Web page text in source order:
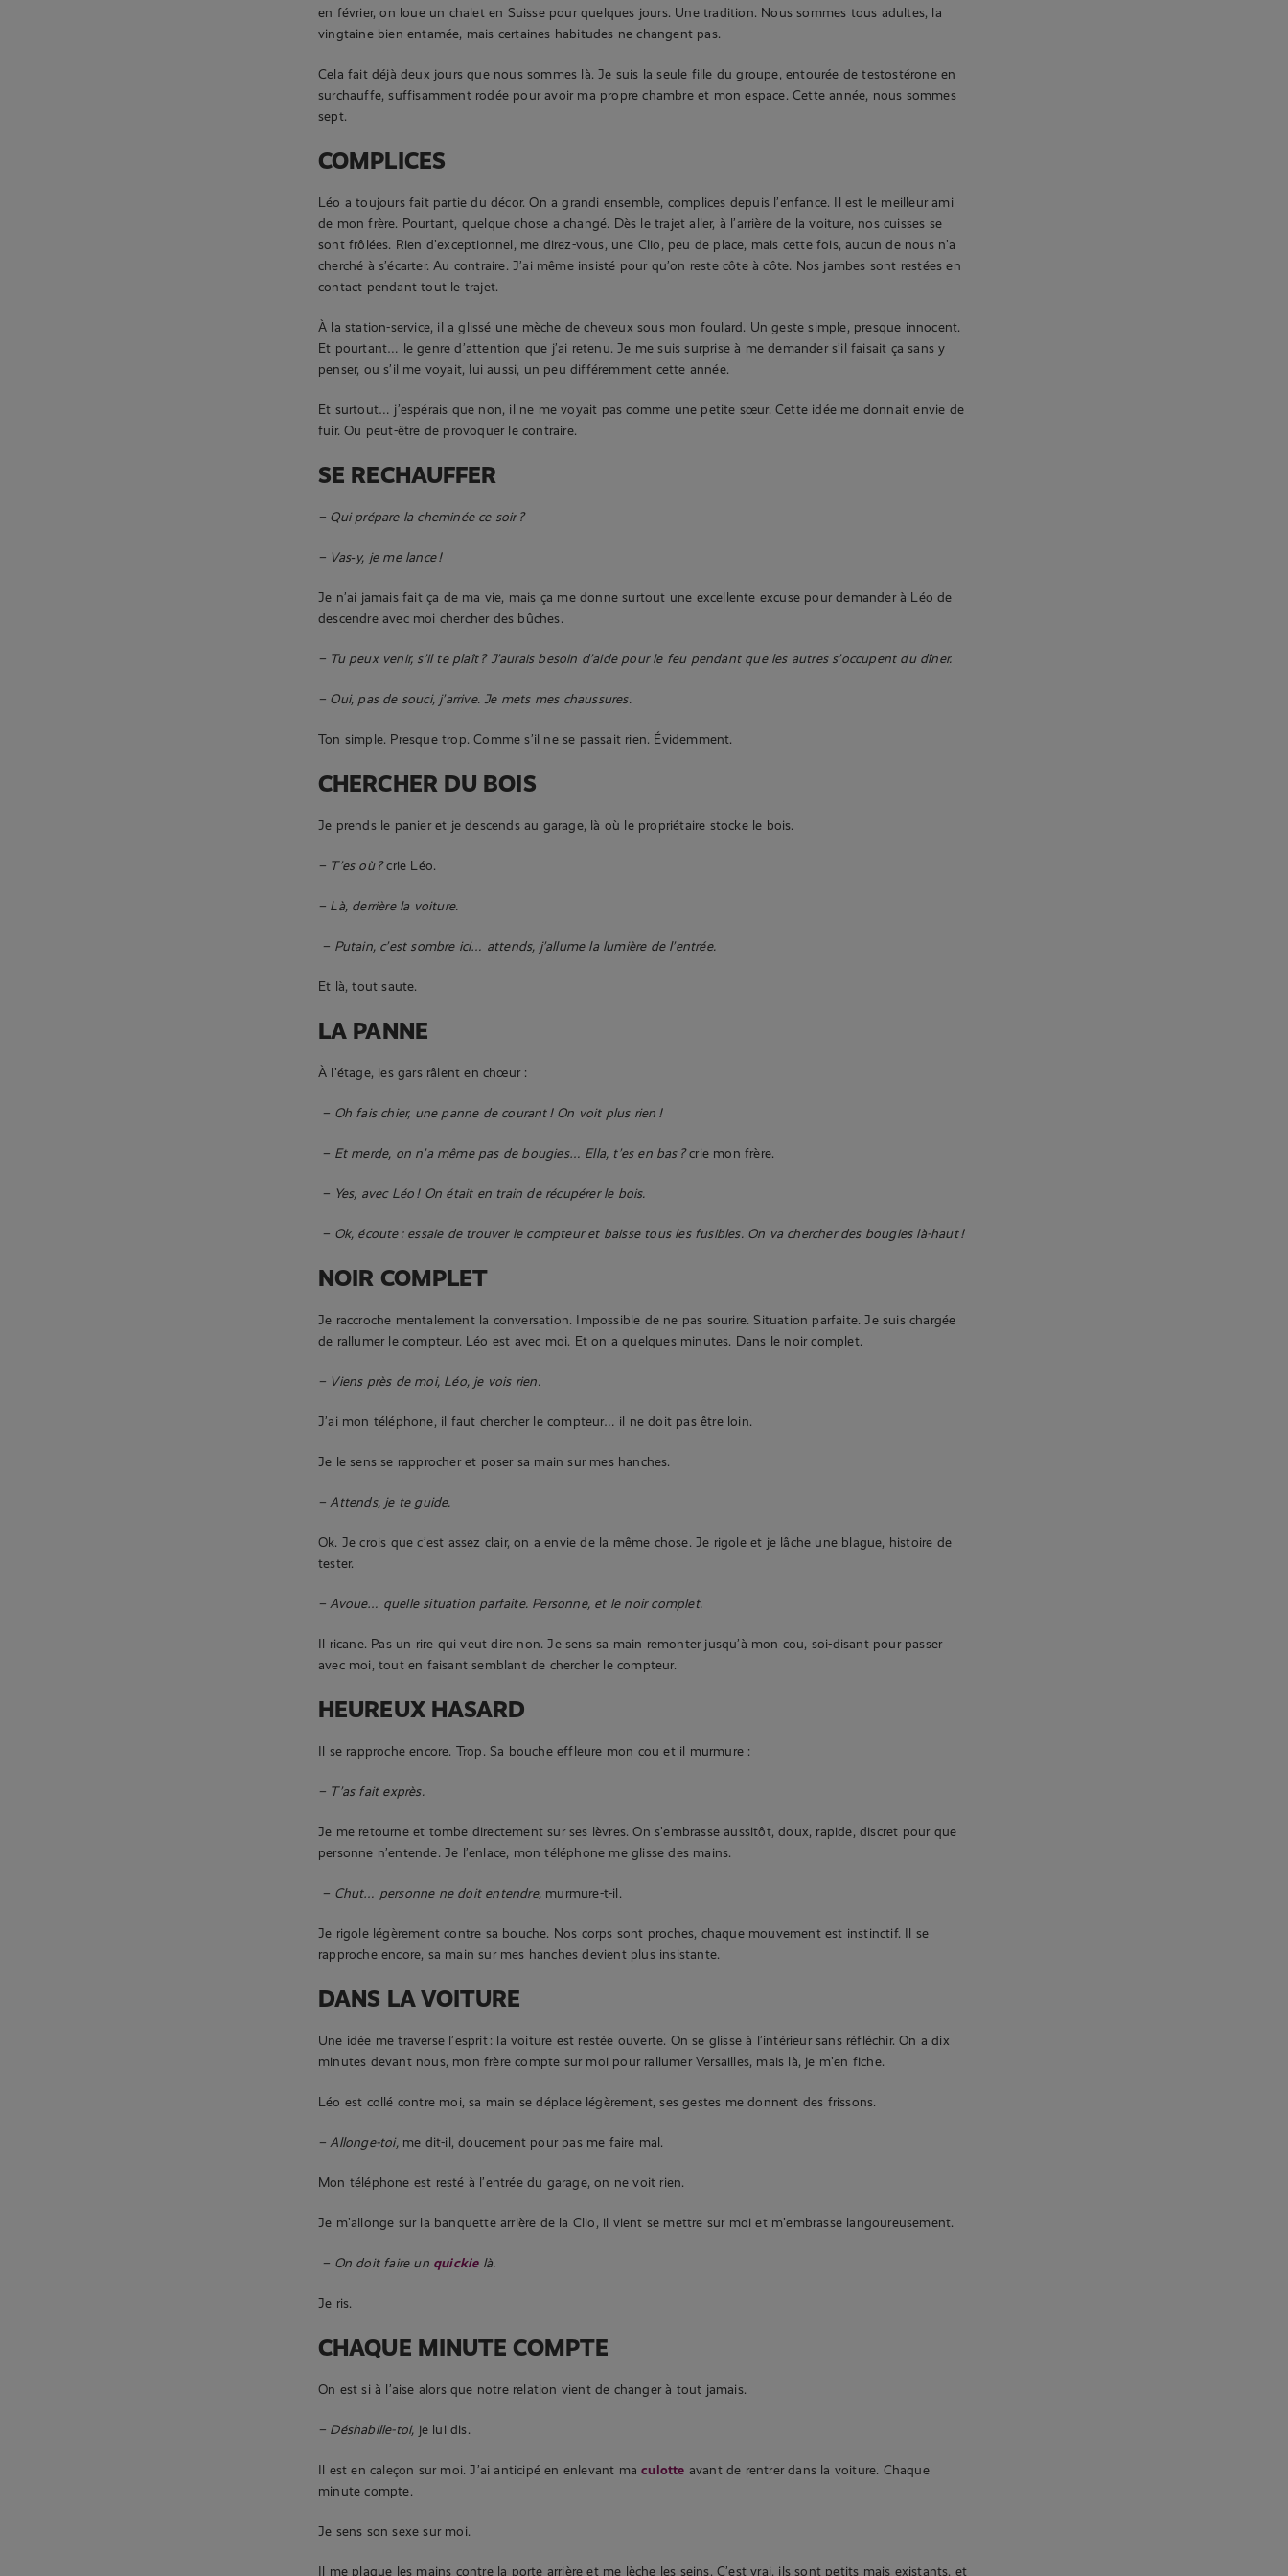
en février, on loue un chalet en Suisse pour quelques jours. Une tradition. Nous sommes tous adultes, la
vingtaine bien entamée, mais certaines habitudes ne changent pas.
Cela fait déjà deux jours que nous sommes là. Je suis la seule fille du groupe, entourée de testostérone en
surchauffe, suffisamment rodée pour avoir ma propre chambre et mon espace. Cette année, nous sommes
sept.
COMPLICES
Léo a toujours fait partie du décor. On a grandi ensemble, complices depuis l’enfance. Il est le meilleur ami
de mon frère. Pourtant, quelque chose a changé. Dès le trajet aller, à l’arrière de la voiture, nos cuisses se
sont frôlées. Rien d’exceptionnel, me direz-vous, une Clio, peu de place, mais cette fois, aucun de nous n’a
cherché à s’écarter. Au contraire. J’ai même insisté pour qu’on reste côte à côte. Nos jambes sont restées en
contact pendant tout le trajet.
À la station-service, il a glissé une mèche de cheveux sous mon foulard. Un geste simple, presque innocent.
Et pourtant… le genre d’attention que j’ai retenu. Je me suis surprise à me demander s’il faisait ça sans y
penser, ou s’il me voyait, lui aussi, un peu différemment cette année.
Et surtout… j’espérais que non, il ne me voyait pas comme une petite sœur. Cette idée me donnait envie de
fuir. Ou peut-être de provoquer le contraire.
SE RECHAUFFER
– Qui prépare la cheminée ce soir ?
– Vas‑y, je me lance !
Je n’ai jamais fait ça de ma vie, mais ça me donne surtout une excellente excuse pour demander à Léo de
descendre avec moi chercher des bûches.
– Tu peux venir, s’il te plaît ? J’aurais besoin d’aide pour le feu pendant que les autres s’occupent du dîner.
– Oui, pas de souci, j’arrive. Je mets mes chaussures.
Ton simple. Presque trop. Comme s’il ne se passait rien. Évidemment.
CHERCHER DU BOIS
Je prends le panier et je descends au garage, là où le propriétaire stocke le bois.
– T’es où ?crie Léo.
– Là, derrière la voiture.
– Putain, c’est sombre ici… attends, j’allume la lumière de l’entrée.
Et là, tout saute.
LA PANNE
À l’étage, les gars râlent en chœur :
– Oh fais chier, une panne de courant ! On voit plus rien !
– Et merde, on n’a même pas de bougies… Ella, t’es en bas ?crie mon frère.
– Yes, avec Léo ! On était en train de récupérer le bois.
– Ok, écoute : essaie de trouver le compteur et baisse tous les fusibles. On va chercher des bougies là-haut !
NOIR COMPLET
Je raccroche mentalement la conversation. Impossible de ne pas sourire. Situation parfaite. Je suis chargée
de rallumer le compteur. Léo est avec moi. Et on a quelques minutes. Dans le noir complet.
– Viens près de moi, Léo, je vois rien.
J’ai mon téléphone, il faut chercher le compteur… il ne doit pas être loin.
Je le sens se rapprocher et poser sa main sur mes hanches.
– Attends, je te guide.
Ok. Je crois que c’est assez clair, on a envie de la même chose. Je rigole et je lâche une blague, histoire de
tester.
– Avoue… quelle situation parfaite. Personne, et le noir complet.
Il ricane. Pas un rire qui veut dire non. Je sens sa main remonter jusqu’à mon cou, soi-disant pour passer
avec moi, tout en faisant semblant de chercher le compteur.
HEUREUX HASARD
Il se rapproche encore. Trop. Sa bouche effleure mon cou et il murmure :
– T’as fait exprès.
Je me retourne et tombe directement sur ses lèvres. On s’embrasse aussitôt, doux, rapide, discret pour que
personne n’entende. Je l’enlace, mon téléphone me glisse des mains.
– Chut… personne ne doit entendre, murmure-t-il.
Je rigole légèrement contre sa bouche. Nos corps sont proches, chaque mouvement est instinctif. Il se
rapproche encore, sa main sur mes hanches devient plus insistante.
DANS LA VOITURE
Une idée me traverse l’esprit : la voiture est restée ouverte. On se glisse à l’intérieur sans réfléchir. On a dix
minutes devant nous, mon frère compte sur moi pour rallumer Versailles, mais là, je m’en fiche.
Léo est collé contre moi, sa main se déplace légèrement, ses gestes me donnent des frissons.
– Allonge-toi,me dit-il, doucement pour pas me faire mal.
Mon téléphone est resté à l’entrée du garage, on ne voit rien.
Je m’allonge sur la banquette arrière de la Clio, il vient se mettre sur moi et m’embrasse langoureusement.
– On doit faire un quickielà.
Je ris.
CHAQUE MINUTE COMPTE
On est si à l’aise alors que notre relation vient de changer à tout jamais.
– Déshabille-toi, je lui dis.
Il est en caleçon sur moi. J’ai anticipé en enlevant maculotte avant de rentrer dans la voiture. Chaque
minute compte.
Je sens son sexe sur moi.
Il me plaque les mains contre la porte arrière et me lèche les seins. C’est vrai, ils sont petits mais existants, et